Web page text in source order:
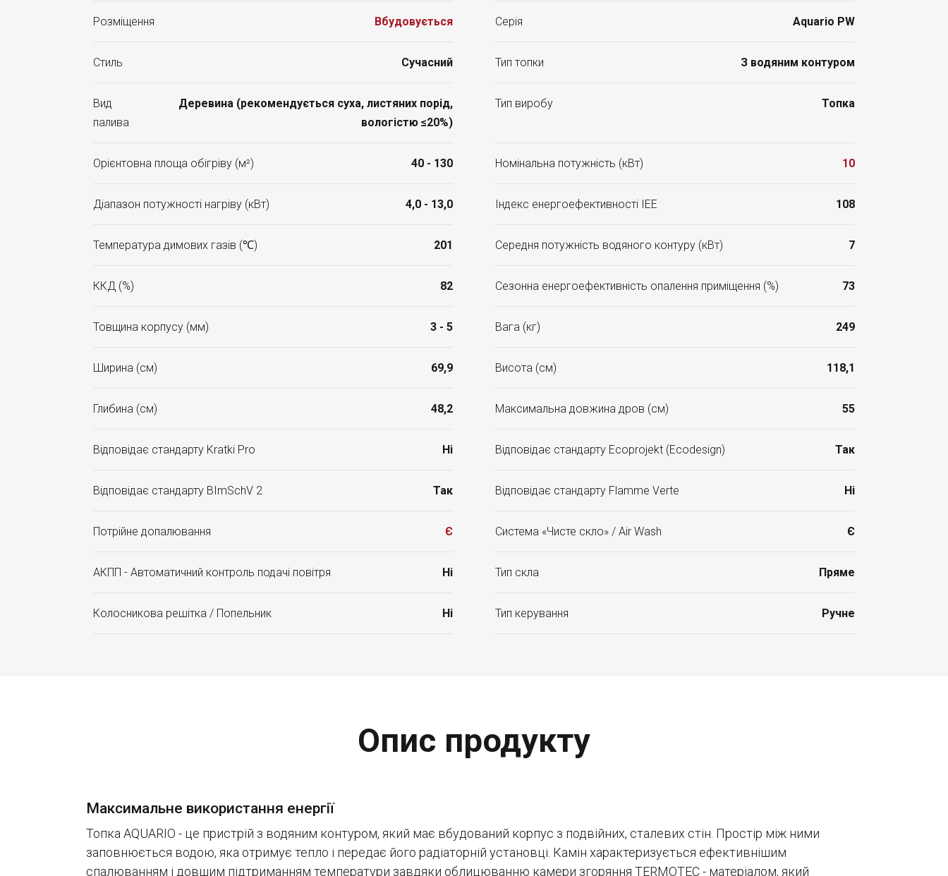
Розміщення Вбудовується Серія Aquario PW
Стиль Сучасний Тип топки З водяним контуром
Вид
палива
Деревина (рекомендується суха, листяних порід,
вологістю ≤20%)
Тип виробу Топка
Орієнтовна площа обігріву (м²) 40 - 130 Номінальна потужність (кВт) 10
Діапазон потужності нагріву (кВт) 4,0 - 13,0 Індекс енергоефективності ІЕЕ 108
Температура димових газів (℃) 201 Середня потужність водяного контуру (кВт) 7
ККД (%) 82 Сезонна енергоефективність опалення приміщення (%) 73
Товщина корпусу (мм) 3 - 5 Вага (кг) 249
Ширина (см) 69,9 Висота (см) 118,1
Глибина (см) 48,2 Максимальна довжина дров (см) 55
Відповідає стандарту Kratki Pro Ні Відповідає стандарту Ecoprojekt (Ecodesign) Так
Відповідає стандарту BImSchV 2 Так Відповідає стандарту Flamme Verte Ні
Потрійне допалювання Є Система «Чисте скло» / Air Wash Є
АКПП - Автоматичний контроль подачі повітря Ні Тип скла Пряме
Колосникова решітка / Попельник Ні Тип керування Ручне
Опис продукту
Максимальне використання енергії
Топка AQUARIO - це пристрій з водяним контуром, який має вбудований корпус з подвійних, сталевих стін. Простір між ними
заповнюється водою, яка отримує тепло і передає його радіаторній установці. Камін характеризується ефективнішим
спалюванням і довшим підтриманням температури завдяки облицюванню камери згоряння TERMOTEC - матеріалом, який